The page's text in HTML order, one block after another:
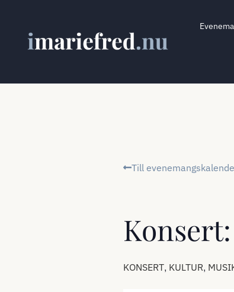
Till
KONSERT, KULTUR,